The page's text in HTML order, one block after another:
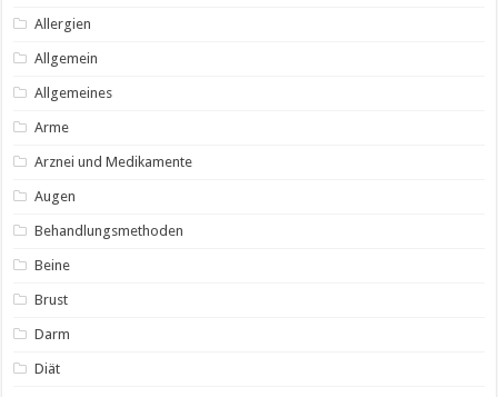
Allergien
Allgemein
Allgemeines
Arme
Arznei und Medikamente
Augen
Behandlungsmethoden
Beine
Brust
Darm
Diät